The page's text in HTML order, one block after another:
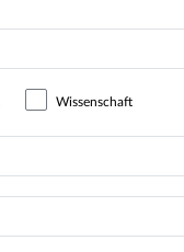
Wissenschaft